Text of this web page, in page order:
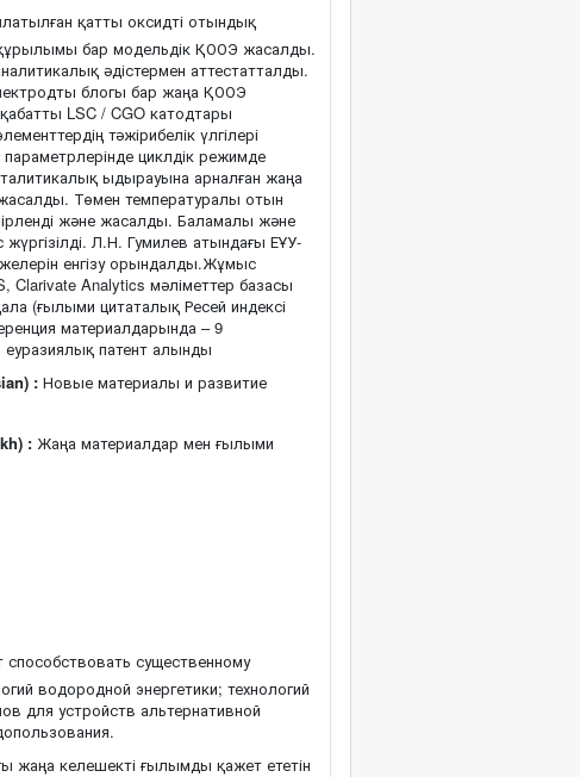
қатты оксидті отындық
бар модельдік ҚООЭ жасалды.
әдістермен аттестатталды.
блогы бар жаңа ҚООЭ
LSC / CGO катодтары
тәжірибелік үлгілері
циклдік режимде
ыдырауына арналған жаңа
Төмен температуралы отын
және жасалды. Баламалы және
Л.Н. Гумилев атындағы ЕҰУ-
енгізу орындалды.Жұмыс
Clarivate Analytics мәліметтер базасы
(ғылыми цитаталық Ресей индексі
материалдарында – 9
патент алынды
: Новые материалы и развитие
: Жаңа материалдар мен ғылыми
существенному
водородной энергетики; технологий
для устройств альтернативной
жаңа келешекті ғылымды қажет ететін